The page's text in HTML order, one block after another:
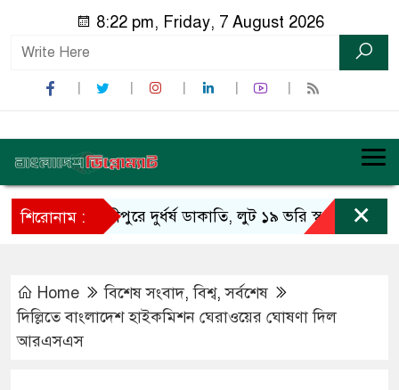
8:22 pm, Friday, 7 August 2026
শিরোনাম :শ্রীপুরে দুর্ধর্ষ ডাকাতি, লুট ১৯ ভরি স্বর্ণ শিবচর
×
Home বিশেষ সংবাদ,বিশ্ব,সর্বশেষ
দিল্লিতে বাংলাদেশ হাইকমিশন ঘেরাওয়ের ঘোষণা দিল
আরএসএস